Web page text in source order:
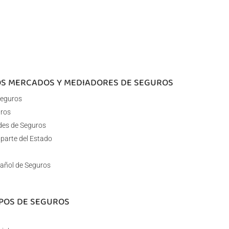
MERCADOS Y MEDIADORES DE SEGUROS
de Seguros
del Estado
de Seguros
DE SEGUROS